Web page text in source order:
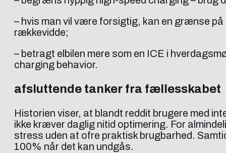
– hvis man vil være forsigtig, kan en grænse
rækkevidde;
– betragt elbilen mere som en ICE i
charging behavior.
afsluttende tanker fra fællesskabet
Historien viser, at blandt reddit brugere med
ikke kræver daglig nitid optimering. For
stress uden at ofre praktisk brugbarhed.
100% når det kan undgås.